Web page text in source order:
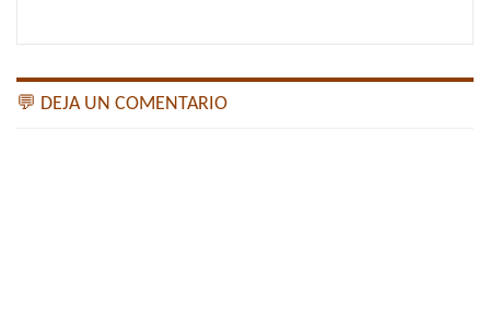
💬 DEJA UN COMENTARIO